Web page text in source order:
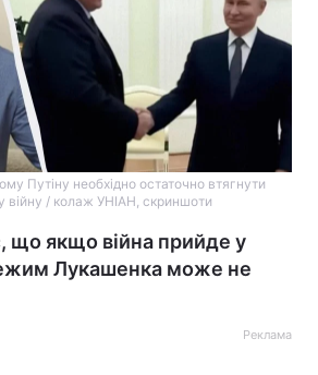
Путіну необхідно остаточно втягнути
війну / колаж УНІАН, скриншоти
що якщо війна прийде у
Лукашенка може не
Реклама